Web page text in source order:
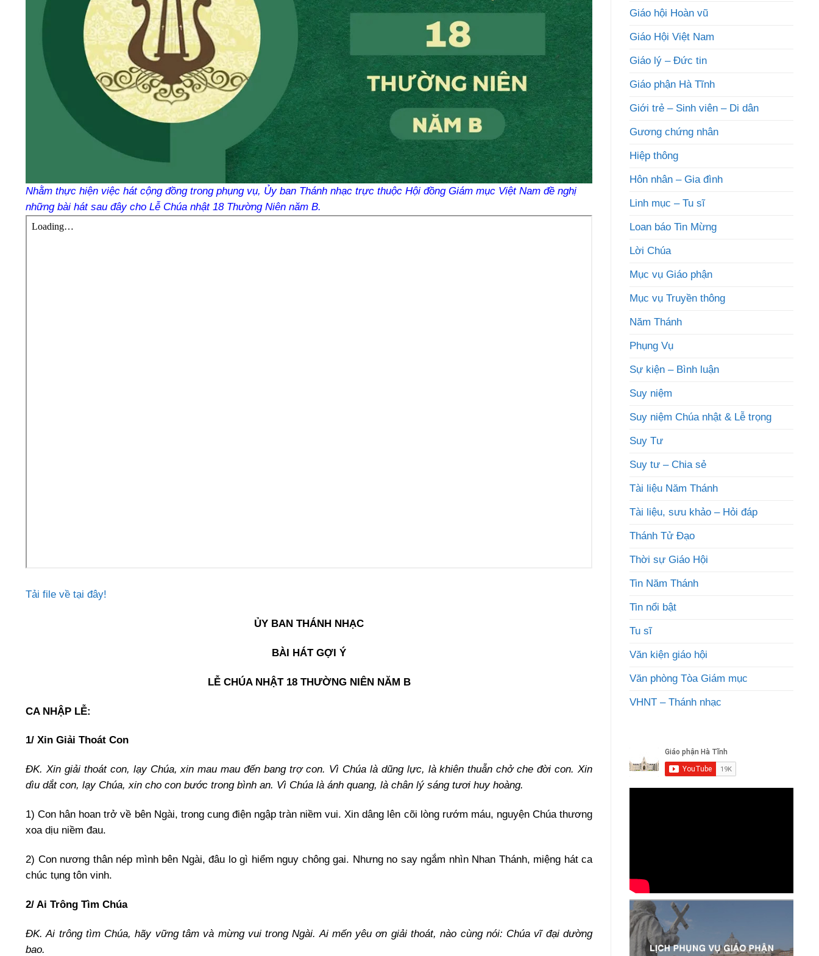
Nhằm thực hiện việc hát cộng đồng trong phụng vụ, Ủy ban Thánh nhạc trực thuộc Hội đồng Giám mục Việt Nam đề nghị
những bài hát sau đây cho Lễ Chúa nhật 18 Thường Niên năm B.
Tải file về tại đây!
ỦY BAN THÁNH NHẠC
BÀI HÁT GỢI Ý
LỄ CHÚA NHẬT 18 THƯỜNG NIÊN NĂM B
CA NHẬP LỄ:
1/ Xin Giải Thoát Con
ĐK. Xin giải thoát con, lạy Chúa, xin mau mau đến bang trợ con. Vì Chúa là dũng lực, là khiên thuẫn chở che đời con. Xin
dìu dắt con, lạy Chúa, xin cho con bước trong bình an. Vì Chúa là ánh quang, là chân lý sáng tươi huy hoàng.
1) Con hân hoan trở về bên Ngài, trong cung điện ngập tràn niềm vui. Xin dâng lên cõi lòng rướm máu, nguyện Chúa thương
xoa dịu niềm đau.
2) Con nương thân nép mình bên Ngài, đâu lo gì hiểm nguy chông gai. Nhưng no say ngắm nhìn Nhan Thánh, miệng hát ca
chúc tụng tôn vinh.
2/ Ai Trông Tìm Chúa
ĐK. Ai trông tìm Chúa, hãy vững tâm và mừng vui trong Ngài. Ai mến yêu ơn giải thoát, nào cùng nói: Chúa vĩ đại dường
bao.
Giáo hội Hoàn vũ
Giáo Hội Việt Nam
Giáo lý – Đức tin
Giáo phận Hà Tĩnh
Giới trẻ – Sinh viên – Di dân
Gương chứng nhân
Hiệp thông
Hôn nhân – Gia đình
Linh mục – Tu sĩ
Loan báo Tin Mừng
Lời Chúa
Mục vụ Giáo phận
Mục vụ Truyền thông
Năm Thánh
Phụng Vụ
Sự kiện – Bình luận
Suy niệm
Suy niệm Chúa nhật & Lễ trọng
Suy Tư
Suy tư – Chia sẻ
Tài liệu Năm Thánh
Tài liệu, sưu khảo – Hỏi đáp
Thánh Tử Đạo
Thời sự Giáo Hội
Tin Năm Thánh
Tin nổi bật
Tu sĩ
Văn kiện giáo hội
Văn phòng Tòa Giám mục
VHNT – Thánh nhạc